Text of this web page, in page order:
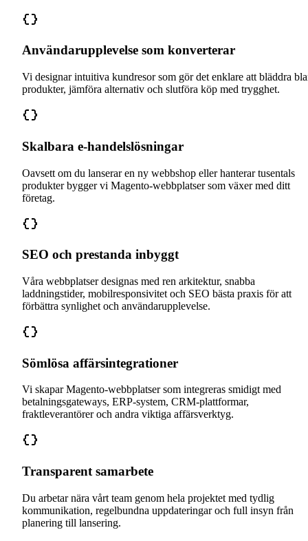
Användarupplevelse som konverterar
Vi designar intuitiva kundresor som gör det enklare att bläddra
produkter, jämföra alternativ och slutföra köp med trygghet.
Skalbara e-handelslösningar
Oavsett om du lanserar en ny webbshop eller hanterar tusentals
produkter bygger vi Magento-webbplatser som växer med ditt
företag.
SEO och prestanda inbyggt
Våra webbplatser designas med ren arkitektur, snabba
laddningstider, mobilresponsivitet och SEO bästa praxis för att
förbättra synlighet och användarupplevelse.
Sömlösa affärsintegrationer
Vi skapar Magento-webbplatser som integreras smidigt med
betalningsgateways, ERP-system, CRM-plattformar,
fraktleverantörer och andra viktiga affärsverktyg.
Transparent samarbete
Du arbetar nära vårt team genom hela projektet med tydlig
kommunikation, regelbundna uppdateringar och full insyn från
planering till lansering.